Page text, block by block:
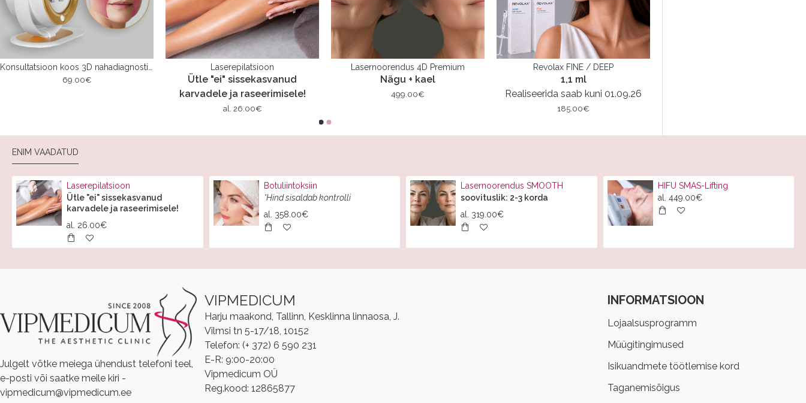
69.00€
Laserepilatsioon
Ütle "ei" sissekasvanud
karvadele ja raseerimisele!
al. 26.00€
Lasernoorendus 4D Premium
Nägu + kael
499.00€
Revolax FINE / DEEP
1,1 ml
Realiseerida saab kuni 01.09.26
185.00€
ENIM VAADATUD
Laserepilatsioon
Ütle "ei" sissekasvanud
karvadele ja raseerimisele!
al. 26.00€
Botuliintoksiin
*Hind sisaldab kontrolli
al. 358.00€
Lasernoorendus SMOOTH
soovituslik: 2-3 korda
al. 319.00€
HIFU SMAS-Lifting
al. 449.00€
Julgelt võtke meiega ühendust telefoni teel,
e-posti või saatke meile kiri -
vipmedicum@vipmedicum.ee
VIPMEDICUM
Harju maakond, Tallinn, Kesklinna linnaosa, J.
Vilmsi tn 5-17/18, 10152
Telefon: (+ 372) 6 590 231
E-R: 9:00-20:00
Vipmedicum OÜ
Reg.kood: 12865877
INFORMATSIOON
Lojaalsusprogramm
Müügitingimused
Isikuandmete töötlemise kord
Taganemisõigus